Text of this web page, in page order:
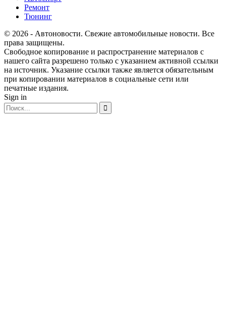
Ремонт
Тюнинг
© 2026 - Автоновости. Свежие автомобильные новости. Все
права защищены.
Свободное копирование и распространение материалов с
нашего сайта разрешено только с указанием активной ссылки
на источник. Указание ссылки также является обязательным
при копировании материалов в социальные сети или
печатные издания.
Sign in